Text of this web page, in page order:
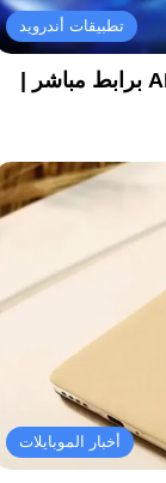
تطبيقات أندرويد
تحميل تحديث ببجي موبايل 4.2 APK + OBB برابط مباشر |
أخبار الموبايلات